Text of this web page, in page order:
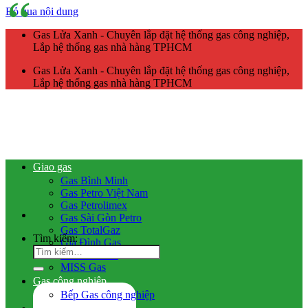
Bỏ qua nội dung
Gas Lửa Xanh - Chuyên lắp đặt hệ thống gas công nghiệp,
Lắp hệ thống gas nhà hàng TPHCM
Gas Lửa Xanh - Chuyên lắp đặt hệ thống gas công nghiệp,
Lắp hệ thống gas nhà hàng TPHCM
Tìm kiếm:
Giao gas
Gas Bình Minh
Gas Petro Việt Nam
Gas Petrolimex
Gas Sài Gòn Petro
Gas TotalGaz
Gia Đình Gas
Gas Dầu Khí
MISS Gas
Gas công nghiệp
Bếp Gas công nghiệp